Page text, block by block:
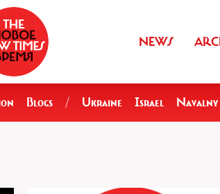
NEWS
Blogs / Ukraine Israel Navalny